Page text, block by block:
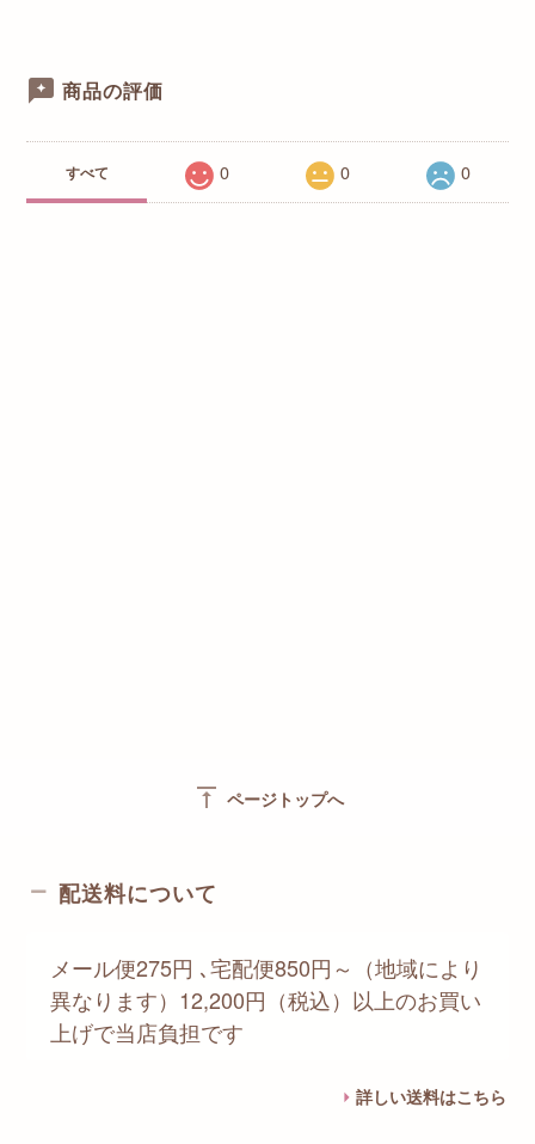
商品の評価
すべて 0 0 0
vertical_align_top ページトップへ
配送料について
メール便275円 ､宅配便850円～（地域により
異なります）12,200円（税込）以上のお買い
上げで当店負担です
詳しい送料はこちら